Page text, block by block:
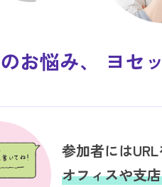
お悩み、 ヨセ
参加者には
オフィスや支